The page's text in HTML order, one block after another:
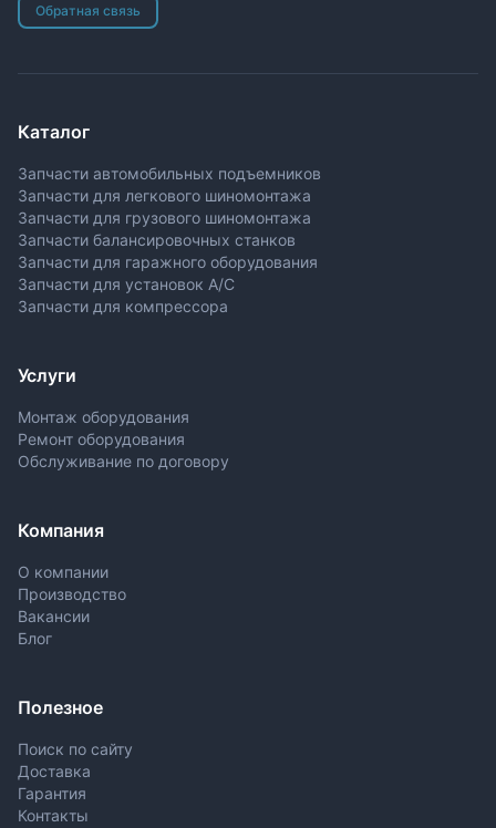
Обратная связь
Каталог
Запчасти автомобильных подъемников
Запчасти для легкового шиномонтажа
Запчасти для грузового шиномонтажа
Запчасти балансировочных станков
Запчасти для гаражного оборудования
Запчасти для установок A/C
Запчасти для компрессора
Услуги
Монтаж оборудования
Ремонт оборудования
Обслуживание по договору
Компания
О компании
Производство
Вакансии
Блог
Полезное
Поиск по сайту
Доставка
Гарантия
Контакты